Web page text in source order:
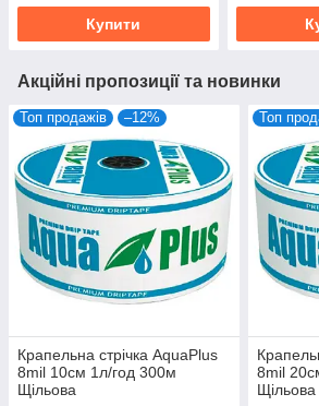
Купити
Акційні пропозиції та новинки
Топ продажів –12%
Крапельна стрічка AquaPlus
8mil 10см 1л/год 300м
Щільова
Топ
8mil
Щільова